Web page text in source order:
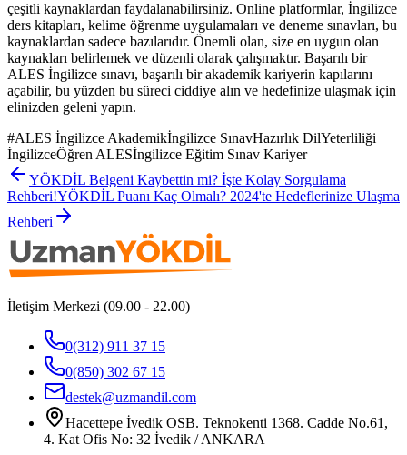
çeşitli kaynaklardan faydalanabilirsiniz. Online platformlar, İngilizce
ders kitapları, kelime öğrenme uygulamaları ve deneme sınavları, bu
kaynaklardan sadece bazılarıdır. Önemli olan, size en uygun olan
kaynakları belirlemek ve düzenli olarak çalışmaktır. Başarılı bir
ALES İngilizce sınavı, başarılı bir akademik kariyerin kapılarını
açabilir, bu yüzden bu süreci ciddiye alın ve hedefinize ulaşmak için
elinizden geleni yapın.
#ALES İngilizce Akademikİngilizce SınavHazırlık DilYeterliliği
İngilizceÖğren ALESİngilizce Eğitim Sınav Kariyer
YÖKDİL Belgeni Kaybettin mi? İşte Kolay Sorgulama
Rehberi!YÖKDİL Puanı Kaç Olmalı? 2024'te Hedeflerinize Ulaşma
Rehberi
İletişim Merkezi (09.00 - 22.00)
0(312) 911 37 15
0(850) 302 67 15
destek@uzmandil.com
Hacettepe İvedik OSB. Teknokenti 1368. Cadde No.61,
4. Kat Ofis No: 32 İvedik / ANKARA